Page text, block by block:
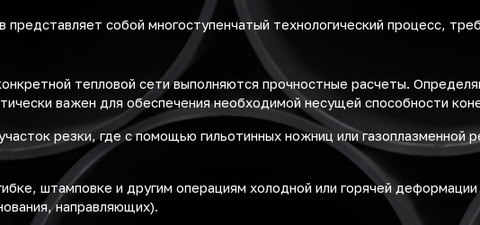
собой многоступенчатый технологический процесс,
тепловой сети выполняются прочностные расчеты.
важен для обеспечения необходимой несущей способности
резки, где с помощью гильотинных ножниц или газоплазменной
штамповке и другим операциям холодной или горячей
направляющих).